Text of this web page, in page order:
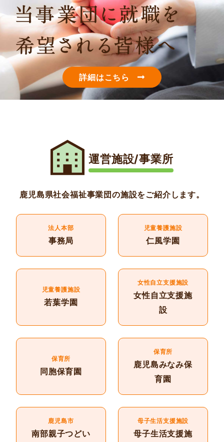
詳細はこちら
運営施設/事業所
鹿児島県社会福祉事業団の施設をご紹介します。
法人本部
事務局
児童養護施設
仁風学園
児童養護施設
若葉学園
女性自立支援施設
女性自立支援施
設
保育所
同胞保育園
保育所
鹿児島みなみ保
育園
鹿児島市
南部親子つどい
母子生活支援施設
母子生活支援施